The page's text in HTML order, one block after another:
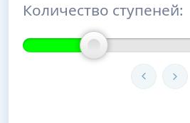
Количество ступеней: